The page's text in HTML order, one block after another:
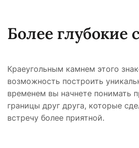
Более глубокие
Краеугольным камнем этого
возможность построить
временем вы начнете понимать
границы друг друга, которые
встречу более приятной.